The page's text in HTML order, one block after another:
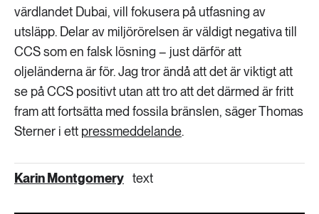
värdlandet Dubai, vill fokusera på utfasning av
utsläpp. Delar av miljörörelsen är väldigt negativa till
CCS som en falsk lösning – just därför att
oljeländerna är för. Jag tror ändå att det är viktigt att
se på CCS positivt utan att tro att det därmed är fritt
fram att fortsätta med fossila bränslen, säger Thomas
Sterner i ett pressmeddelande.
Karin Montgomery text